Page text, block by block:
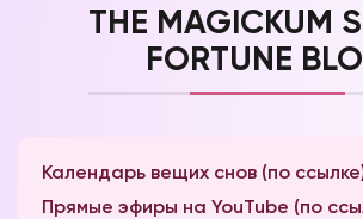
THE MAGICKUM
FORTUNE
Календарь вещих снов (по
Прямые эфиры на YouTube (по